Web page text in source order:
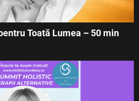
Toată Lumea – 50 min